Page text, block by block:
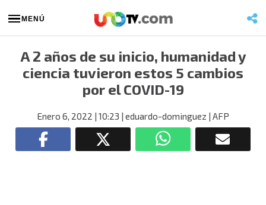
MENÚ
A 2 años de su inicio, humanidad y
ciencia tuvieron estos 5 cambios
por el COVID-19
Enero 6, 2022 | 10:23 | eduardo-dominguez | AFP